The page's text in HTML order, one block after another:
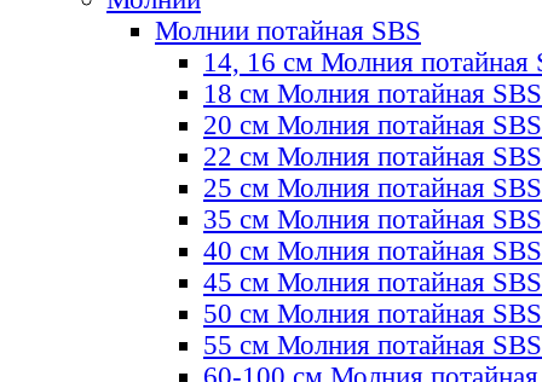
Молнии потайная SBS
14, 16 см Молния потайная
18 см Молния потайная SBS
20 см Молния потайная SBS
22 см Молния потайная SBS
25 см Молния потайная SBS
35 см Молния потайная SBS
40 см Молния потайная SBS
45 см Молния потайная SBS
50 см Молния потайная SBS
55 см Молния потайная SBS